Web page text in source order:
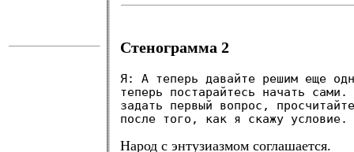
Стенограмма 2
Я: А теперь давайте решим еще
теперь постарайтесь начать сами.
задать первый вопрос,
после того, как я скажу условие.
Народ с энтузиазмом соглашается.